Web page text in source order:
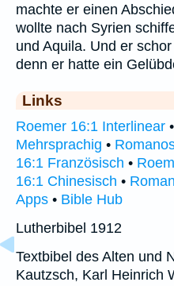
machte er einen
wollte nach Syrien
und Aquila. Und er
denn er hatte ein
Links
Roemer 16:1 Interlinear •
Mehrsprachig •
16:1 Französisch •
16:1 Chinesisch •
Apps • Bible Hub
Lutherbibel 1912
Textbibel des Alten und
Kautzsch, Karl Heinrich